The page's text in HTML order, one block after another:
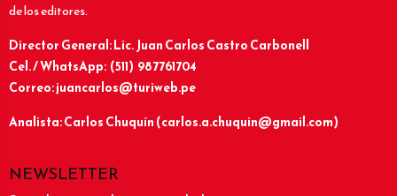
de los editores.
Director General: Lic.Juan Carlos Castro Carbonell
Cel. / WhatsApp: (511) 987761704
Correo: juancarlos@turiweb.pe
Analista: Carlos Chuquín (carlos.a.chuquin@gmail.com)
NEWSLETTER